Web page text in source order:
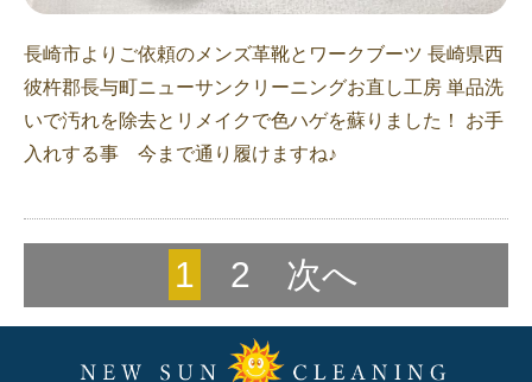
長崎市よりご依頼のメンズ革靴とワークブーツ 長崎県西
彼杵郡長与町ニューサンクリーニングお直し工房 単品洗
いで汚れを除去とリメイクで色ハゲを蘇りました！ お手
入れする事 今まで通り履けますね♪
1 2 次へ